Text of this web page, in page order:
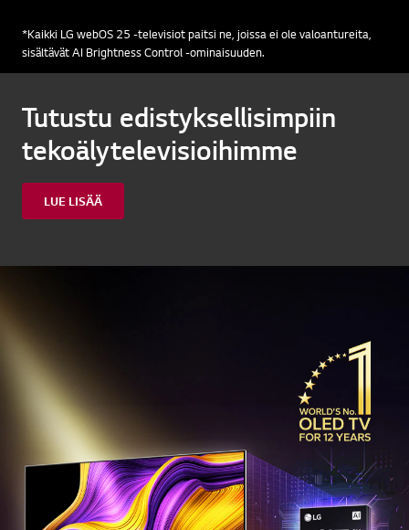
*Kaikki LG webOS 25 -televisiot paitsi ne, joissa ei ole valoantureita,
sisältävät AI Brightness Control -ominaisuuden.
Tutustu edistyksellisimpiin
tekoälytelevisioihimme
LUE LISÄÄ